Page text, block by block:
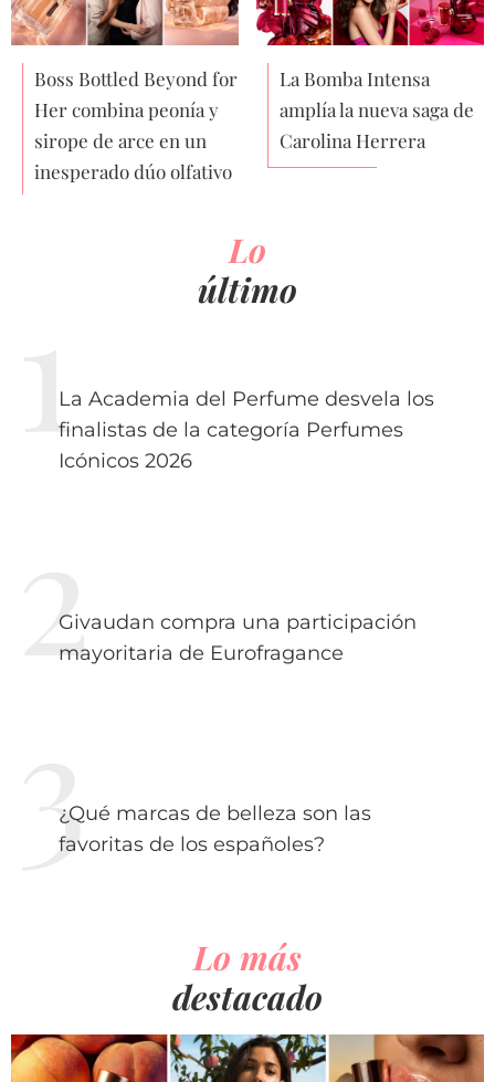
Boss Bottled Beyond for
Her combina peonía y
sirope de arce en un
inesperado dúo olfativo
La Bomba Intensa
amplía la nueva saga de
Carolina Herrera
Lo
último
La Academia del Perfume desvela los
finalistas de la categoría Perfumes
Icónicos 2026
Givaudan compra una participación
mayoritaria de Eurofragance
¿Qué marcas de belleza son las
favoritas de los españoles?
Lo más
destacado